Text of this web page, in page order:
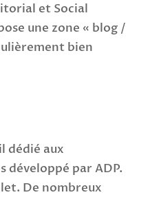
et Social
une zone « blog /
bien
dédié aux
développé par ADP.
De nombreux